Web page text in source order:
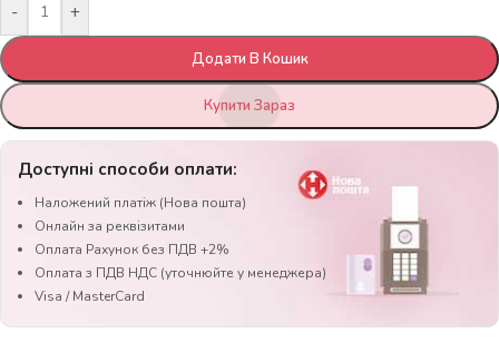
- +
Додати В Кошик
Купити Зараз
Доступні способи оплати:
Наложений платіж (Нова пошта)
Онлайн за реквізитами
Оплата Рахунок без ПДВ +2%
Оплата з ПДВ НДС (уточнюйте у менеджера)
Visa / MasterCard